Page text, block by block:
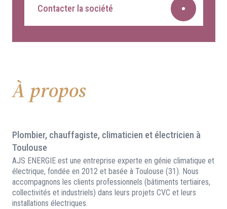
Contacter la société
À propos
Plombier, chauffagiste, climaticien et électricien à
Toulouse
AJS ENERGIE est une entreprise experte en génie climatique et
électrique, fondée en 2012 et basée à Toulouse (31). Nous
accompagnons les clients professionnels (bâtiments tertiaires,
collectivités et industriels) dans leurs projets CVC et leurs
installations électriques.